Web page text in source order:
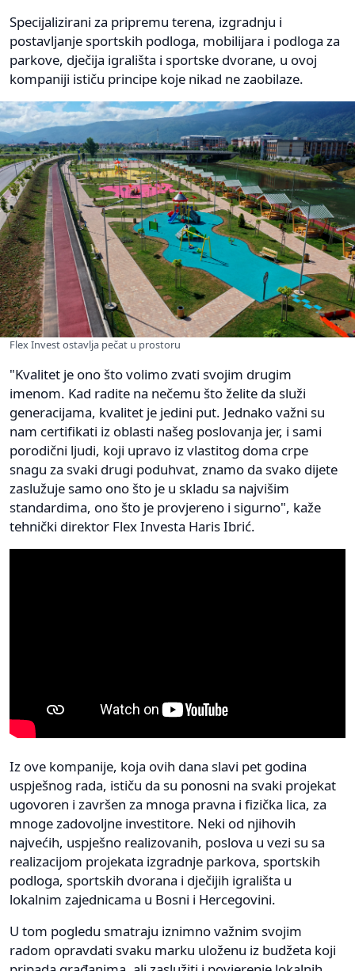
Specijalizirani za pripremu terena, izgradnju i
postavljanje sportskih podloga, mobilijara i podloga za
parkove, dječija igrališta i sportske dvorane, u ovoj
kompaniji ističu principe koje nikad ne zaobilaze.
Flex Invest ostavlja pečat u prostoru
"Kvalitet je ono što volimo zvati svojim drugim
imenom. Kad radite na nečemu što želite da služi
generacijama, kvalitet je jedini put. Jednako važni su
nam certifikati iz oblasti našeg poslovanja jer, i sami
porodični ljudi, koji upravo iz vlastitog doma crpe
snagu za svaki drugi poduhvat, znamo da svako dijete
zaslužuje samo ono što je u skladu sa najvišim
standardima, ono što je provjereno i sigurno", kaže
tehnički direktor Flex Investa Haris Ibrić.
Iz ove kompanije, koja ovih dana slavi pet godina
uspješnog rada, ističu da su ponosni na svaki projekat
ugovoren i završen za mnoga pravna i fizička lica, za
mnoge zadovoljne investitore. Neki od njihovih
najvećih, uspješno realizovanih, poslova u vezi su sa
realizacijom projekata izgradnje parkova, sportskih
podloga, sportskih dvorana i dječijih igrališta u
lokalnim zajednicama u Bosni i Hercegovini.
U tom pogledu smatraju iznimno važnim svojim
radom opravdati svaku marku uloženu iz budžeta koji